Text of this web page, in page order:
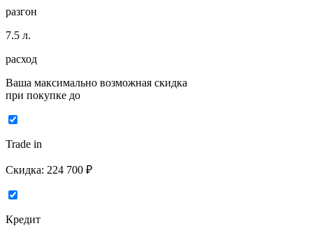
разгон
7.5 л.
расход
Ваша максимально возможная скидка
при покупке до
Trade in
Скидка: 224 700 ₽
Кредит